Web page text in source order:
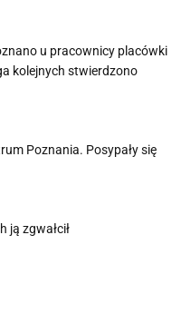
u pracownicy placówki
kolejnych stwierdzono
Poznania. Posypały się
ją zgwałcił